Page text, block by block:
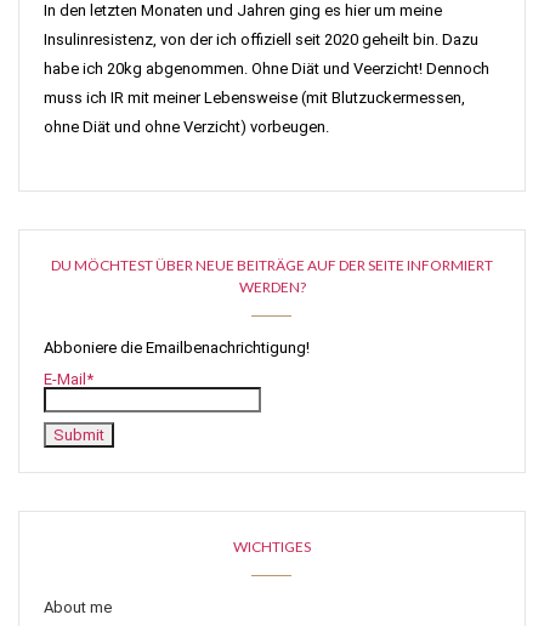
In den letzten Monaten und Jahren ging es hier um meine
Insulinresistenz, von der ich offiziell seit 2020 geheilt bin. Dazu
habe ich 20kg abgenommen. Ohne Diät und Veerzicht! Dennoch
muss ich IR mit meiner Lebensweise (mit Blutzuckermessen,
ohne Diät und ohne Verzicht) vorbeugen.
DU MÖCHTEST ÜBER NEUE BEITRÄGE AUF DER SEITE INFORMIERT
WERDEN?
Abboniere die Emailbenachrichtigung!
E-Mail*
WICHTIGES
About me